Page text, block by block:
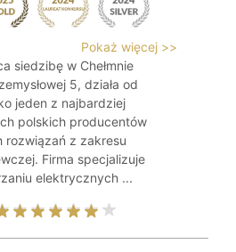
Pokaż więcej >>
siedzibę w Chełmnie
5, działa od
jeden z najbardziej
polskich producentów
rozwiązań z zakresu
Firma specjalizuje
elektrycznych ...